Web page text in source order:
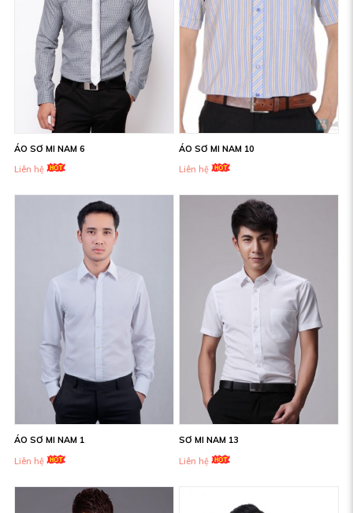
ÁO SƠ MI NAM 6
Liên hệ
ÁO SƠ MI NAM 10
Liên hệ
ÁO SƠ MI NAM 1
Liên hệ
SƠ MI NAM 13
Liên hệ